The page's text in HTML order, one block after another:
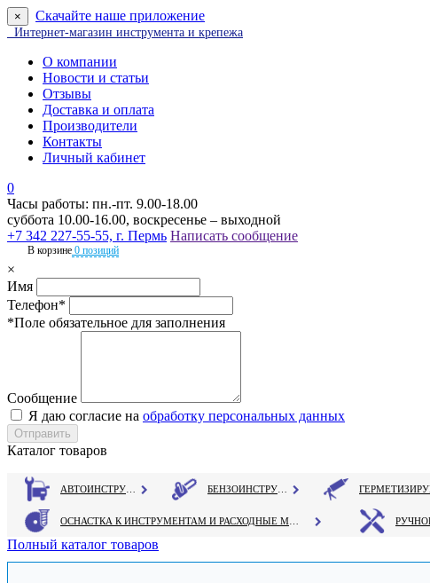
× Скачайте наше приложение
Интернет-магазин инструмента и крепежа
О компании
Новости и статьи
Отзывы
Доставка и оплата
Производители
Контакты
Личный кабинет
0
Часы работы: пн.-пт. 9.00-18.00
суббота 10.00-16.00, воскресенье – выходной
+7 342 227-55-55, г. Пермь Написать сообщение
В корзине 0 позиций
×
Имя
Телефон*
*Поле обязательное для заполнения
Сообщение
Я даю согласие на обработку персональных данных
Каталог товаров
Полный каталог товаров